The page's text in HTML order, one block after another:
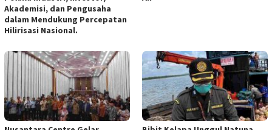
Akademisi, dan Pengusaha
dalam Mendukung Percepatan
Hilirisasi Nasional.